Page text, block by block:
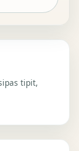
tipit,